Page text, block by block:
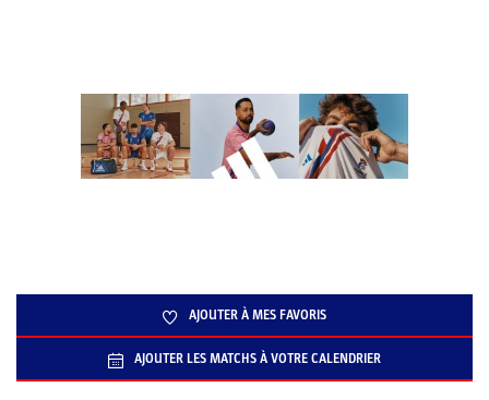
AJOUTER À MES FAVORIS
AJOUTER LES MATCHS À VOTRE CALENDRIER